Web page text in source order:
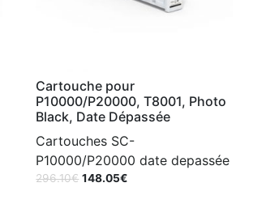
Cartouche pour
P10000/P20000, T8001, Photo
Black, Date Dépassée
Cartouches SC-
P10000/P20000 date depassée
296.10€ 148.05€